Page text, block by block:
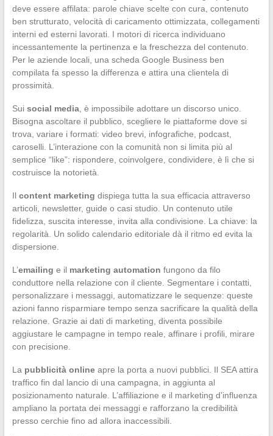
deve essere affilata: parole chiave scelte con cura, contenuto
ben strutturato, velocità di caricamento ottimizzata, collegamenti
interni ed esterni lavorati. I motori di ricerca individuano
incessantemente la pertinenza e la freschezza del contenuto.
Per le aziende locali, una scheda Google Business ben
compilata fa spesso la differenza e attira una clientela di
prossimità.
Sui social media, è impossibile adottare un discorso unico.
Bisogna ascoltare il pubblico, scegliere le piattaforme dove si
trova, variare i formati: video brevi, infografiche, podcast,
caroselli. L’interazione con la comunità non si limita più al
semplice “like”: rispondere, coinvolgere, condividere, è lì che si
costruisce la notorietà.
Il content marketing dispiega tutta la sua efficacia attraverso
articoli, newsletter, guide o casi studio. Un contenuto utile
fidelizza, suscita interesse, invita alla condivisione. La chiave: la
regolarità. Un solido calendario editoriale dà il ritmo ed evita la
dispersione.
L’emailing e il marketing automation fungono da filo
conduttore nella relazione con il cliente. Segmentare i contatti,
personalizzare i messaggi, automatizzare le sequenze: queste
azioni fanno risparmiare tempo senza sacrificare la qualità della
relazione. Grazie ai dati di marketing, diventa possibile
aggiustare le campagne in tempo reale, affinare i profili, mirare
con precisione.
La pubblicità onlineapre la porta a nuovi pubblici. Il SEA attira
traffico fin dal lancio di una campagna, in aggiunta al
posizionamento naturale. L’affiliazione e il marketing d’influenza
ampliano la portata dei messaggi e rafforzano la credibilità
presso cerchie fino ad allora inaccessibili.